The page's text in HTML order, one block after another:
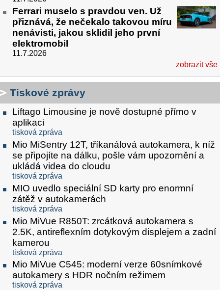
Ferrari muselo s pravdou ven. Už
přiznává, že nečekalo takovou míru
nenávisti, jakou sklidil jeho první
elektromobil
11.7.2026
zobrazit vše
Tiskové zprávy
Liftago Limousine je nově dostupné přímo v
aplikaci
tisková zpráva
Mio MiSentry 12T, tříkanálová autokamera, k níž
se připojíte na dálku, pošle vám upozornění a
ukládá videa do cloudu
tisková zpráva
MIO uvedlo speciální SD karty pro enormní
zátěž v autokamerách
tisková zpráva
Mio MiVue R850T: zrcátková autokamera s
2.5K, antireflexním dotykovým displejem a zadní
kamerou
tisková zpráva
Mio MiVue C545: moderní verze 60snímkové
autokamery s HDR nočním režimem
tisková zpráva